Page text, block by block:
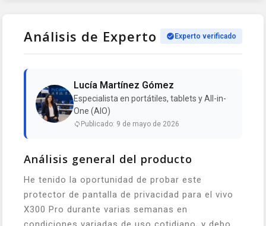
Análisis de Experto Experto verificado
Lucía Martínez Gómez
Especialista en portátiles, tablets y All-in-
One (AIO)
Publicado: 9 de mayo de 2026
Análisis general del producto
He tenido la oportunidad de probar este
protector de pantalla de privacidad para el vivo
X300 Pro durante varias semanas en